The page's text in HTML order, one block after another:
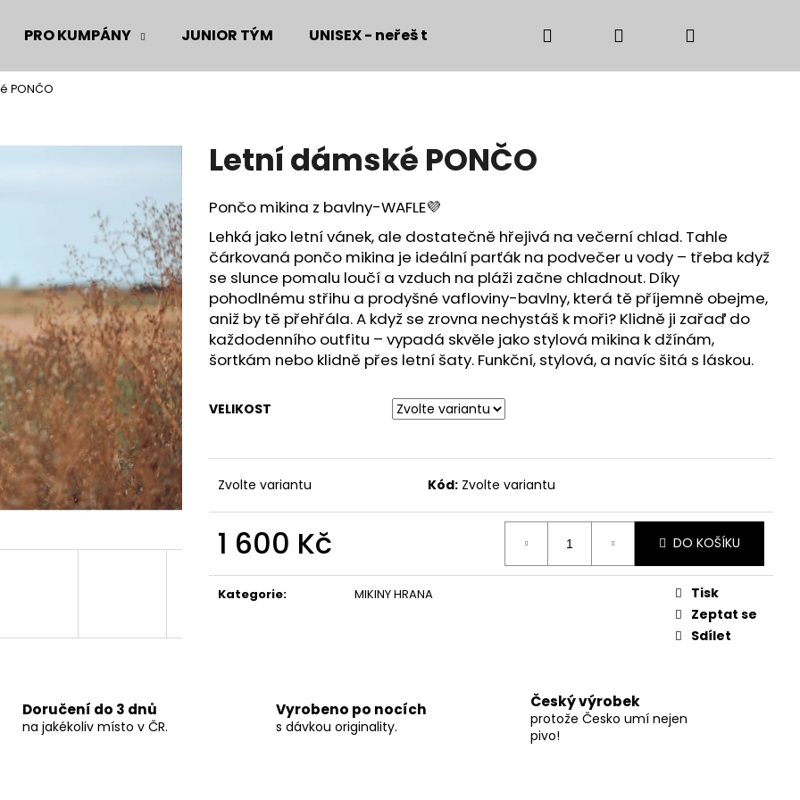
PRO KUMPÁNY JUNIOR TÝM UNISEX - neřeš to! DOPLŇKY - dolaď to!Přihlášení
PONČO
Letní dámské PONČO
Pončo mikina z bavlny-WAFLE💜
Lehká jako letní vánek, ale dostatečně hřejivá na večerní chlad. Tahle
čárkovaná pončo mikina je ideální parťák na podvečer u vody – třeba když
se slunce pomalu loučí a vzduch na pláži začne chladnout. Díky
pohodlnému střihu a prodyšné vafloviny-bavlny, která tě příjemně obejme,
aniž by tě přehřála. A když se zrovna nechystáš k moři? Klidně ji zařaď do
každodenního outfitu – vypadá skvěle jako stylová mikina k džínám,
šortkám nebo klidně přes letní šaty. Funkční, stylová, a navíc šitá s láskou.
VELIKOST
Zvolte variantu Kód: Zvolte variantu
1 600 Kč
cena:
DO KOŠÍKU
Kategorie: MIKINY HRANA
Tisk
Zeptat se
Sdílet
Doručení do 3 dnů
na jakékoliv místo v ČR.
Vyrobeno po nocích
s dávkou originality.
Český výrobek
protože Česko umí nejen
pivo!
Co potřebujete najít?
HLEDAT
Doporučujeme
Následující
CROP TOP TRIKO MÁM NERVY
Kč
DÁMSKÁ MIKINA - RŮŽE SNOVÁ